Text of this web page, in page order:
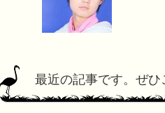
最近の記事です。ぜひ